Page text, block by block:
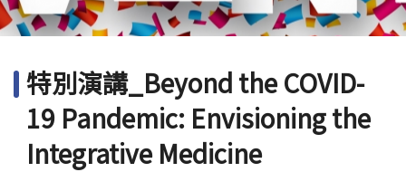
Open submenu (學生專區)
學生專區
Open
English
特別演講_Beyond the COVID-
19 Pandemic: Envisioning the
Integrative Medicine